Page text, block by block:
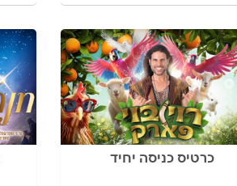
כרטיס כניסה יחיד